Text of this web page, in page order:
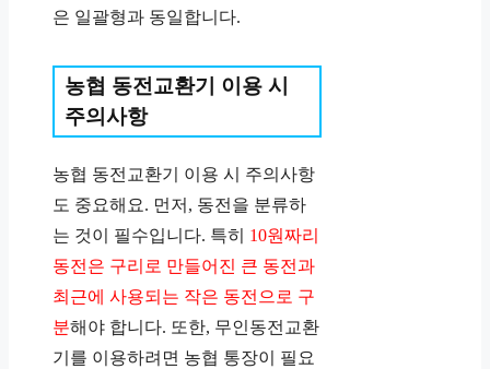
은 일괄형과 동일합니다.
농협 동전교환기 이용 시
주의사항
농협 동전교환기 이용 시 주의사항
도 중요해요. 먼저, 동전을 분류하
는 것이 필수입니다. 특히 10원짜리
동전은 구리로 만들어진 큰 동전과
최근에 사용되는 작은 동전으로 구
분해야 합니다. 또한, 무인동전교환
기를 이용하려면 농협 통장이 필요